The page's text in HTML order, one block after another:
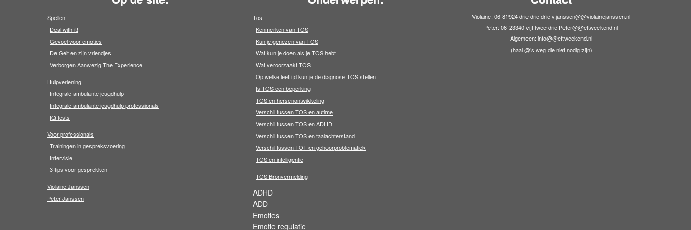
Spellen
Deal with it!
Gevoel voor emoties
De Geit en zijn vriendjes
Verborgen Aanwezig The Experience
Hulpverlening
Integrale ambulante jeugdhulp
Integrale ambulante jeugdhulp professionals
IQ tests
Voor professionals
Trainingen in gespreksvoering
Intervisie
3 tips voor gesprekken
Violaine Janssen
Peter Janssen
Tos
Kenmerken van TOS
Kun je genezen van TOS
Wat kun je doen als je TOS hebt
Wat veroorzaakt TOS
Op welke leeftijd kun je de diagnose TOS stellen
Is TOS een beperking
TOS en hersenontwikkeling
Verschil tussen TOS en autime
Verschil tussen TOS en ADHD
Verschil tussen TOS en taalachterstand
Verschil tussen TOT en gehoorproblematiek
TOS en intelligentie
TOS Bronvermelding
ADHD
ADD
Emoties
Emotie regulatie
Violaine: 06-81924 drie drie drie v.janssen@@violainejanssen.nl
Peter: 06-23340 vijf twee drie Peter@@eftweekend.nl
Algemeen: info@@eftweekend.nl
(haal @’s weg die niet nodig zijn)